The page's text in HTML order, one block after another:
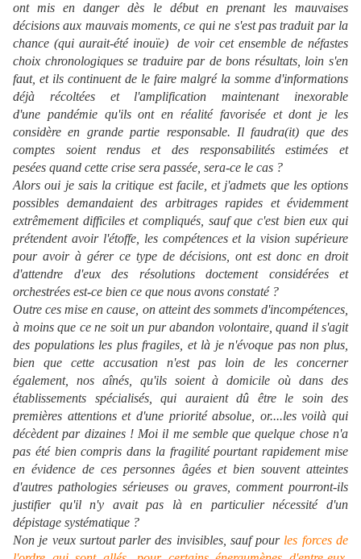
ont mis en danger dès le début en prenant les mauvaises
décisions aux mauvais moments, ce qui ne s'est pas traduit par la
chance (qui aurait-été inouïe) de voir cet ensemble de néfastes
choix chronologiques se traduire par de bons résultats, loin s'en
faut, et ils continuent de le faire malgré la somme d'informations
déjà récoltées et l'amplification maintenant inexorable
d'une pandémie qu'ils ont en réalité favorisée et dont je les
considère en grande partie responsable. Il faudra(it) que des
comptes soient rendus et des responsabilités estimées et
pesées quand cette crise sera passée, sera-ce le cas ?
Alors oui je sais la critique est facile, et j'admets que les options
possibles demandaient des arbitrages rapides et évidemment
extrêmement difficiles et compliqués, sauf que c'est bien eux qui
prétendent avoir l'étoffe, les compétences et la vision supérieure
pour avoir à gérer ce type de décisions, ont est donc en droit
d'attendre d'eux des résolutions doctement considérées et
orchestrées est-ce bien ce que nous avons constaté ?
Outre ces mise en cause, on atteint des sommets d'incompétences,
à moins que ce ne soit un pur abandon volontaire, quand il s'agit
des populations les plus fragiles, et là je n'évoque pas non plus,
bien que cette accusation n'est pas loin de les concerner
également, nos aînés, qu'ils soient à domicile où dans des
établissements spécialisés, qui auraient dû être le soin des
premières attentions et d'une priorité absolue, or....les voilà qui
décèdent par dizaines ! Moi il me semble que quelque chose n'a
pas été bien compris dans la fragilité pourtant rapidement mise
en évidence de ces personnes âgées et bien souvent atteintes
d'autres pathologies sérieuses ou graves, comment pourront-ils
justifier qu'il n'y avait pas là en particulier nécessité d'un
dépistage systématique ?
Non je veux surtout parler des invisibles, sauf pour les forces de